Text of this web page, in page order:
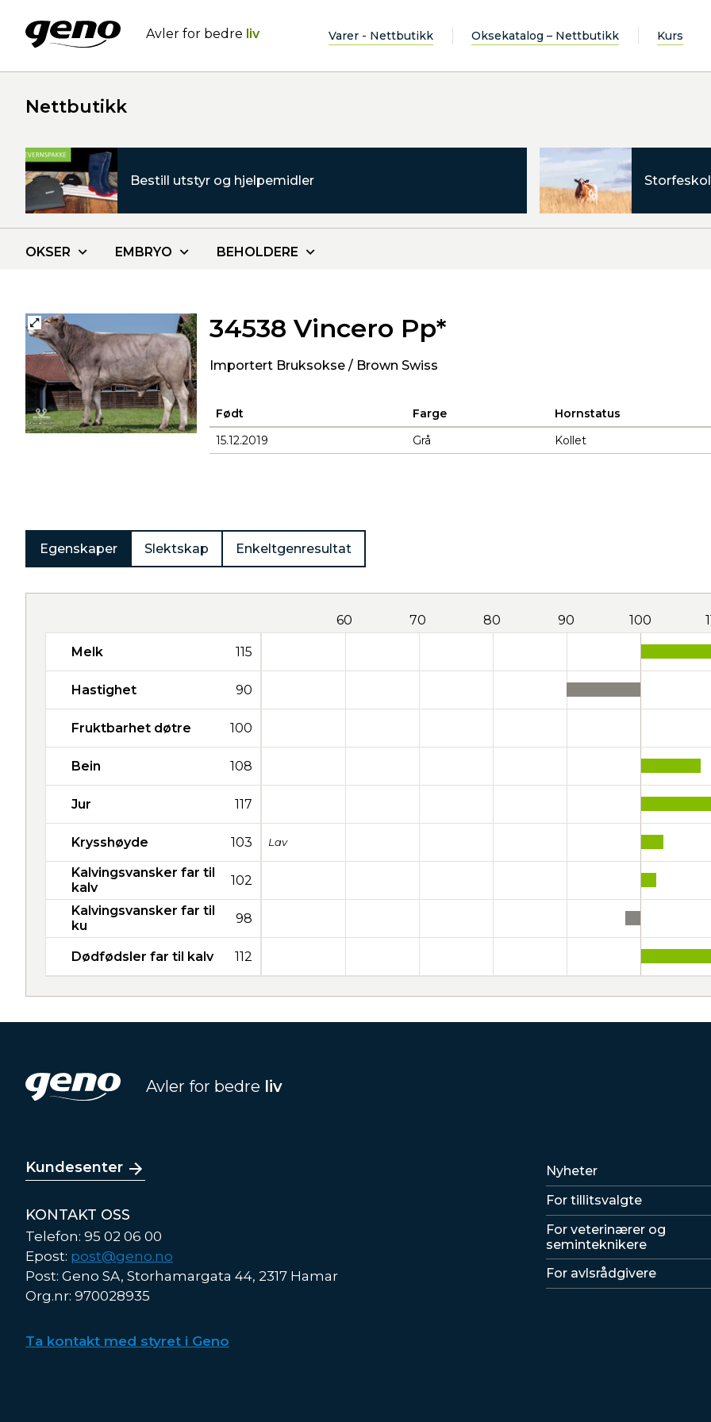
Avler for bedre liv Varer - Nettbutikk Oksekatalog – Nettbutikk Kurs
Nettbutikk
Bestill utstyr og hjelpemidler
OKSER EMBRYO BEHOLDERE
34538 Vincero Pp*
Importert Bruksokse / Brown Swiss
Født Farge
Hornstatus
15.12.2019
Grå Kollet
Egenskaper Slektskap Enkeltgenresultat
60 70 80 90 100
Melk 115
Hastighet 90
Fruktbarhet døtre 100
Bein 108
Jur 117
Krysshøyde 103 Lav
Kalvingsvansker far til
kalv
102
Kalvingsvansker far til
ku
98
Dødfødsler far til kalv 112
Avler for bedre liv
Kundesenter
KONTAKT OSS
Telefon: 95 02 06 00
Epost: post@geno.no
Post: Geno SA, Storhamargata 44, 2317 Hamar
Org.nr: 970028935
Ta kontakt med styret i Geno
Lenker
Nyheter
For tillitsvalgte
For veterinærer og
seminteknikere
For avlsrådgivere